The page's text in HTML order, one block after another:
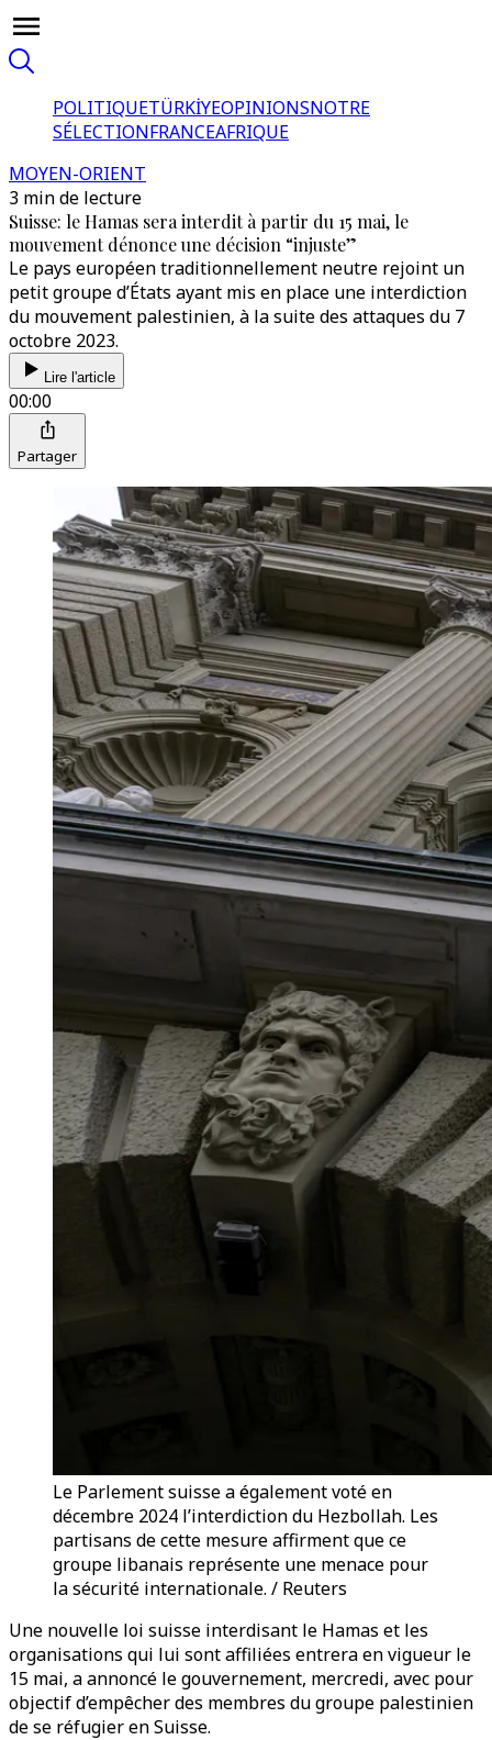
POLITIQUETÜRKİYEOPINIONSNOTRE
SÉLECTIONFRANCEAFRIQUE
MOYEN-ORIENT
3 min de lecture
Suisse: le Hamas sera interdit à partir du 15 mai, le
mouvement dénonce une décision “injuste”
Le pays européen traditionnellement neutre rejoint un
petit groupe d’États ayant mis en place une interdiction
du mouvement palestinien, à la suite des attaques du 7
octobre 2023.
Lire l'article
00:00
Partager
Le Parlement suisse a également voté en
décembre 2024 l’interdiction du Hezbollah. Les
partisans de cette mesure affirment que ce
groupe libanais représente une menace pour
la sécurité internationale. / Reuters
Une nouvelle loi suisse interdisant le Hamas et les
organisations qui lui sont affiliées entrera en vigueur le
15 mai, a annoncé le gouvernement, mercredi, avec pour
objectif d’empêcher des membres du groupe palestinien
de se réfugier en Suisse.